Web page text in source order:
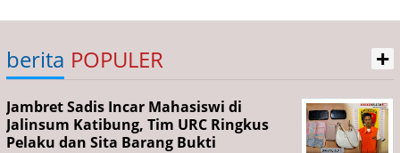
berita POPULER +
Jambret Sadis Incar Mahasiswi di
Jalinsum Katibung, Tim URC Ringkus
Pelaku dan Sita Barang Bukti